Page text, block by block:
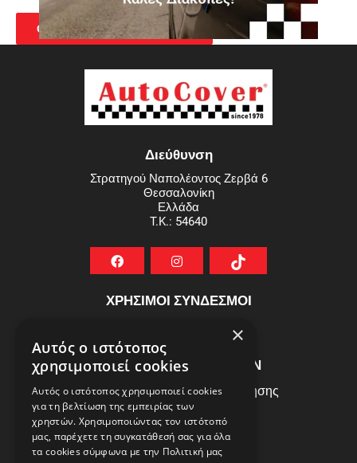
ΟΛΟΚΛΗΡΩΣΗ ΠΑΡΑΓΓΕΛΙΑΣ
Διεύθυνση
Στρατηγού Ναπολέοντος Ζερβά 6
Θεσσαλονίκη
Ελλάδα
T.K.: 54640
ΧΡΗΣΙΜΟΙ ΣΥΝΔΕΣΜΟΙ
ΕΞΥΠΗΡΕΤΗΣΗ ΠΕΛΑΤΩΝ
Πολιτική Δεδομένων - Όροι Χρήσης
Πολιτική Επιστροφών
Όροι Χρήσης
×
Αυτός ο ιστότοπος
χρησιμοποιεί cookies
Αυτός ο ιστότοπος χρησιμοποιεί cookies
για τη βελτίωση της εμπειρίας των
χρηστών. Χρησιμοποιώντας τον ιστότοπό
μας, παρέχετε τη συγκατάθεσή σας για όλα
τα cookies σύμφωνα με την Πολιτική μας